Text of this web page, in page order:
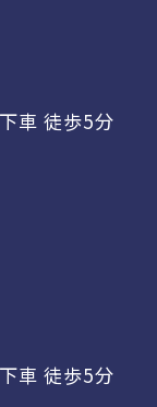
車 徒歩5分
車 徒歩5分